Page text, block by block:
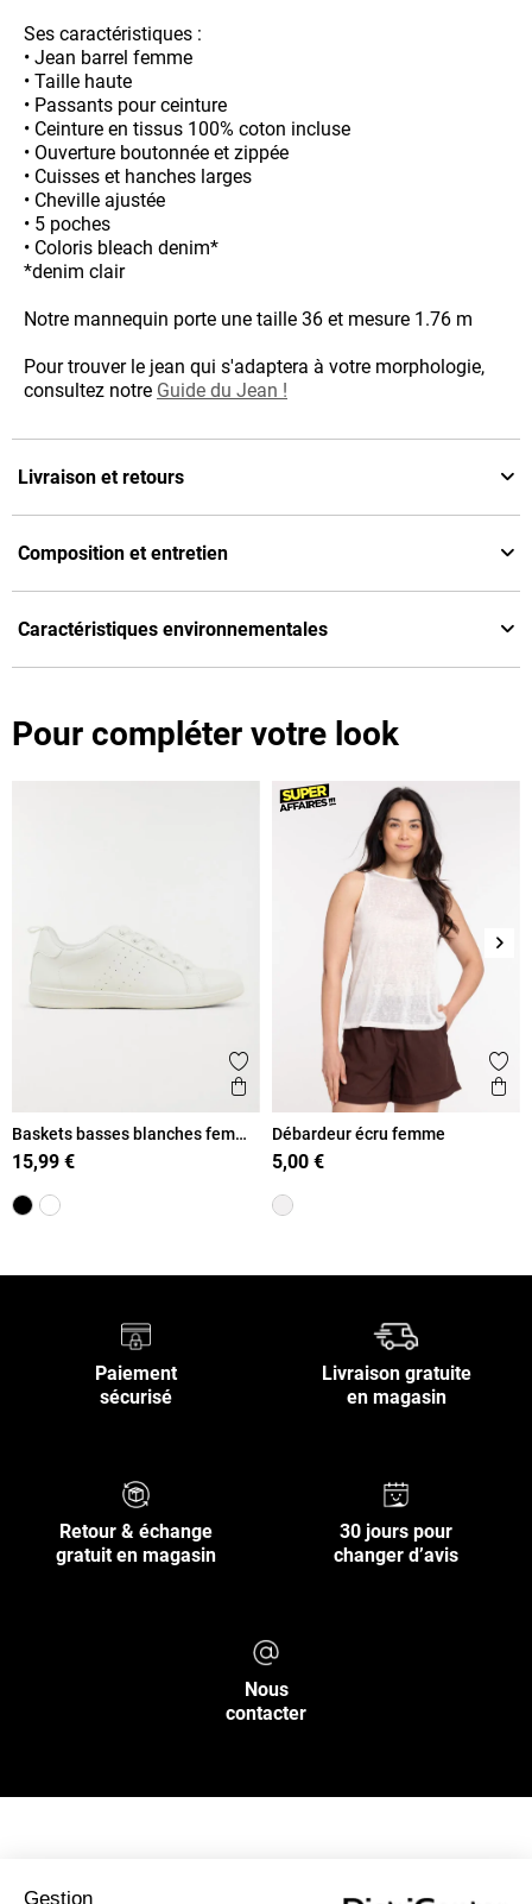
Gestion
Ses caractéristiques :
• Jean barrel femme
• Taille haute
• Passants pour ceinture
• Ceinture en tissus 100% coton incluse
• Ouverture boutonnée et zippée
• Cuisses et hanches larges
• Cheville ajustée
• 5 poches
• Coloris bleach denim*
*denim clair
Notre mannequin porte une taille 36 et mesure 1.76 m
Pour trouver le jean qui s'adaptera à votre morphologie,
consultez notre Guide du Jean !
Livraison et retours
Composition et entretien
Caractéristiques environnementales
Pour compléter votre look
Ajouter aux favoris
Aperçu rapide
Baskets basses blanches femme
(36-41)
15,99 €
Débardeur écru femme
5,00 €
Paiement
sécurisé
Livraison gratuite
en magasin
Retour & échange
gratuit en magasin
30 jours pour
changer d’avis
Nous
contacter